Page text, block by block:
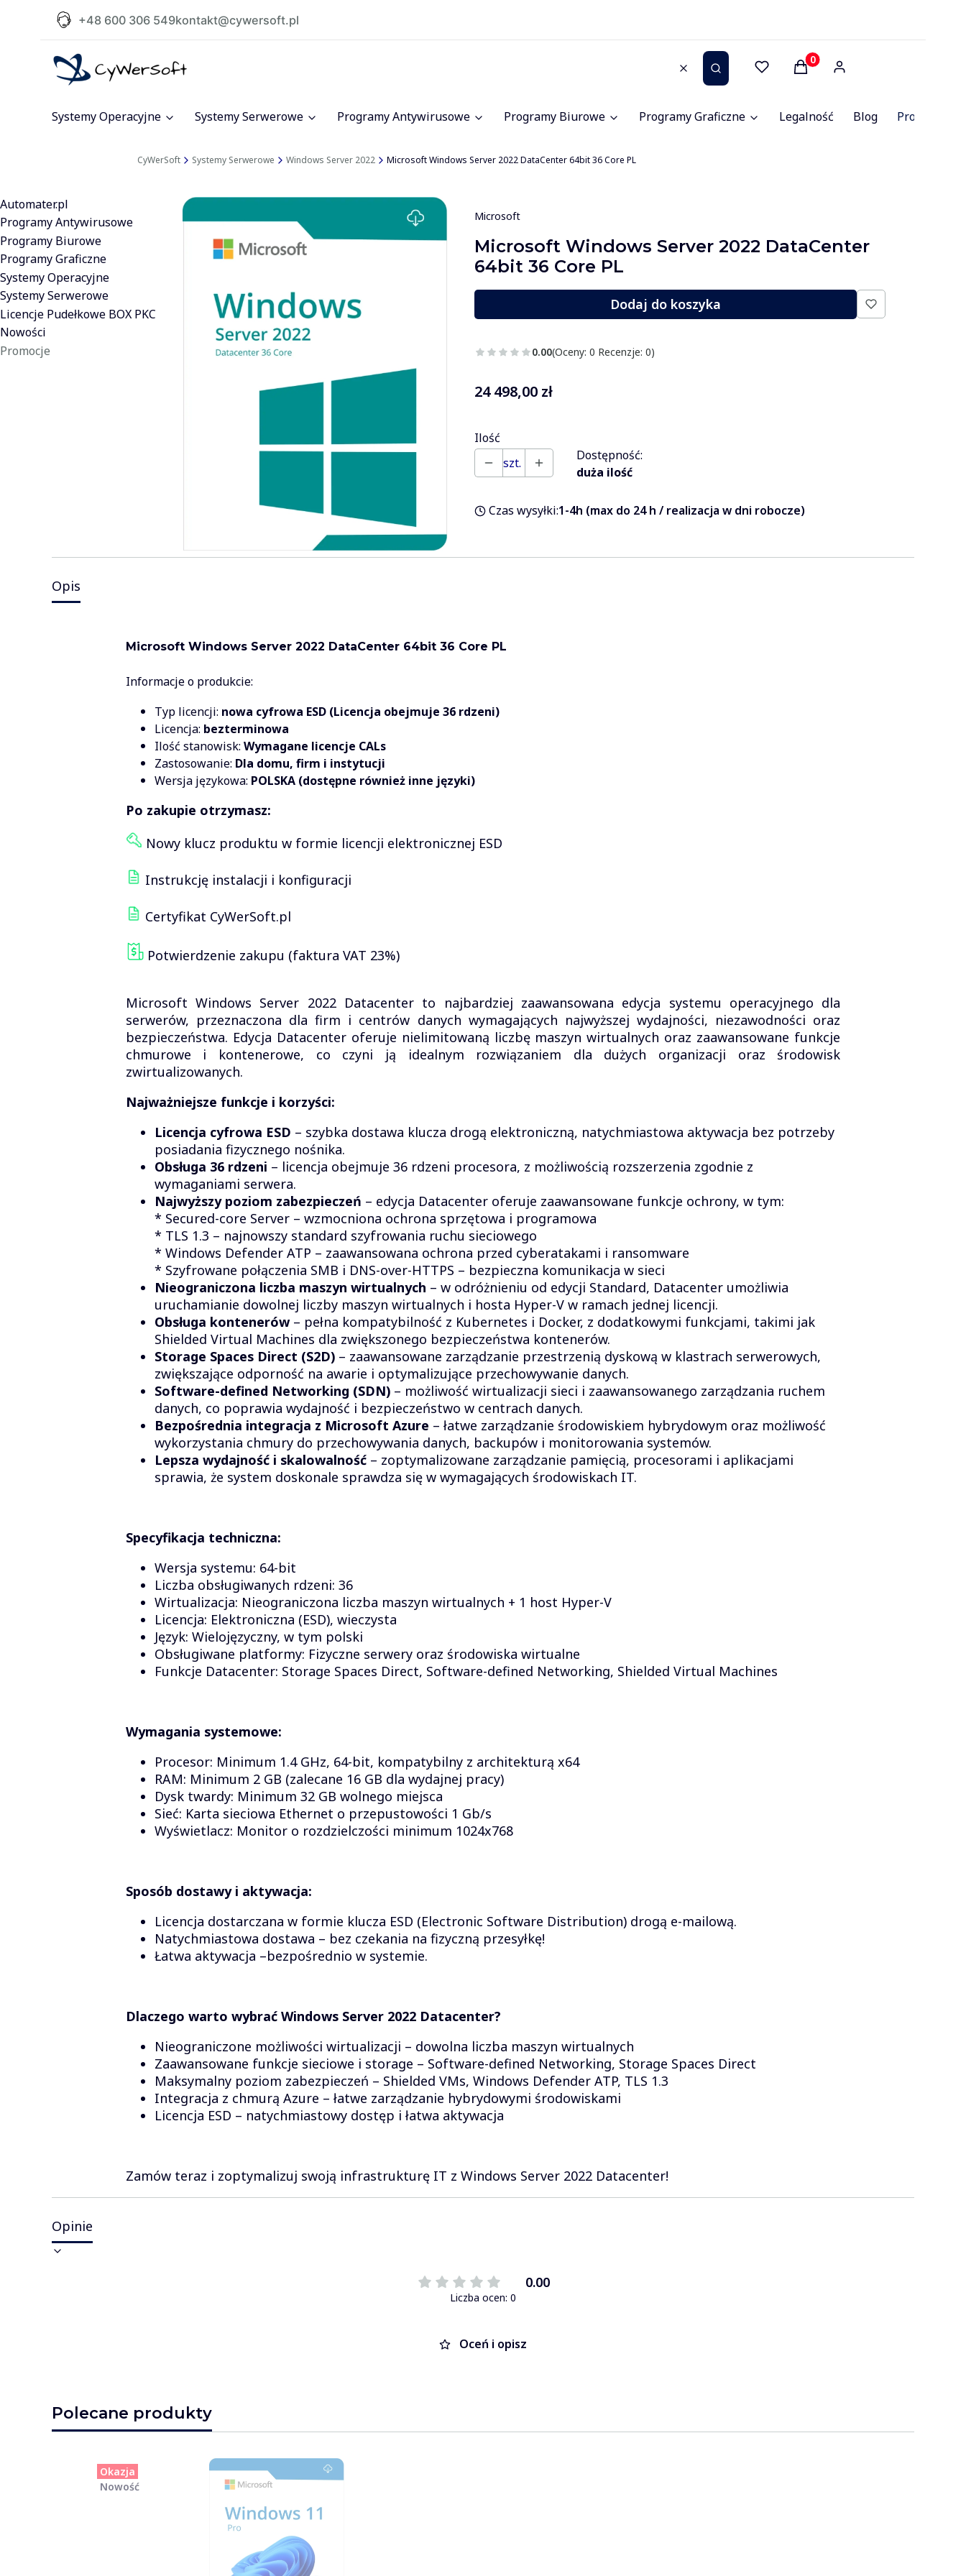
+48 600 306 549kontakt@cywersoft.pl
WyczyśćSzukaj Produkty w koszyku: 0.
Systemy Operacyjne Systemy Serwerowe Programy Antywirusowe Programy Biurowe Programy Graficzne Legalność Blog Promocje
CyWerSoft Systemy Serwerowe Windows Server 2022 Microsoft Windows Server 2022 DataCenter 64bit 36 Core PL
Automater.pl
Programy Antywirusowe
Programy Biurowe
Programy Graficzne
Systemy Operacyjne
Systemy Serwerowe
Licencje Pudełkowe BOX PKC
Nowości
Promocje
Microsoft
Microsoft Windows Server 2022 DataCenter
64bit 36 Core PL
Dodaj do koszyka
0.00(Oceny: 0 Recenzje: 0)
Cena
24 498,00 zł
Ilość
szt.
Dostępność:
duża ilość
Czas wysyłki:1-4h (max do 24 h / realizacja w dni robocze)
Opis
Microsoft Windows Server 2022 DataCenter 64bit 36 Core PL
Informacje o produkcie:
Typ licencji: nowa cyfrowa ESD (Licencja obejmuje 36 rdzeni)
Licencja: bezterminowa
Ilość stanowisk: Wymagane licencje CALs
Zastosowanie: Dla domu, firm i instytucji
Wersja językowa: POLSKA (dostępne również inne języki)
Po zakupie otrzymasz:
Nowy klucz produktu w formie licencji elektronicznej ESD
Instrukcję instalacji i konfiguracji
Certyfikat CyWerSoft.pl
Potwierdzenie zakupu (faktura VAT 23%)
Microsoft Windows Server 2022 Datacenter to najbardziej zaawansowana edycja systemu operacyjnego dla
serwerów, przeznaczona dla firm i centrów danych wymagających najwyższej wydajności, niezawodności oraz
bezpieczeństwa. Edycja Datacenter oferuje nielimitowaną liczbę maszyn wirtualnych oraz zaawansowane funkcje
chmurowe i kontenerowe, co czyni ją idealnym rozwiązaniem dla dużych organizacji oraz środowisk
zwirtualizowanych.
Najważniejsze funkcje i korzyści:
Licencja cyfrowa ESD – szybka dostawa klucza drogą elektroniczną, natychmiastowa aktywacja bez potrzeby
posiadania fizycznego nośnika.
Obsługa 36 rdzeni – licencja obejmuje 36 rdzeni procesora, z możliwością rozszerzenia zgodnie z
wymaganiami serwera.
Najwyższy poziom zabezpieczeń – edycja Datacenter oferuje zaawansowane funkcje ochrony, w tym:
* Secured-core Server – wzmocniona ochrona sprzętowa i programowa
* TLS 1.3 – najnowszy standard szyfrowania ruchu sieciowego
* Windows Defender ATP – zaawansowana ochrona przed cyberatakami i ransomware
* Szyfrowane połączenia SMB i DNS-over-HTTPS – bezpieczna komunikacja w sieci
Nieograniczona liczba maszyn wirtualnych – w odróżnieniu od edycji Standard, Datacenter umożliwia
uruchamianie dowolnej liczby maszyn wirtualnych i hosta Hyper-V w ramach jednej licencji.
Obsługa kontenerów– pełna kompatybilność z Kubernetes i Docker, z dodatkowymi funkcjami, takimi jak
Shielded Virtual Machines dla zwiększonego bezpieczeństwa kontenerów.
Storage Spaces Direct (S2D)– zaawansowane zarządzanie przestrzenią dyskową w klastrach serwerowych,
zwiększające odporność na awarie i optymalizujące przechowywanie danych.
Software-defined Networking (SDN)– możliwość wirtualizacji sieci i zaawansowanego zarządzania ruchem
danych, co poprawia wydajność i bezpieczeństwo w centrach danych.
Bezpośrednia integracja z Microsoft Azure – łatwe zarządzanie środowiskiem hybrydowym oraz możliwość
wykorzystania chmury do przechowywania danych, backupów i monitorowania systemów.
Lepsza wydajność i skalowalność– zoptymalizowane zarządzanie pamięcią, procesorami i aplikacjami
sprawia, że system doskonale sprawdza się w wymagających środowiskach IT.
Specyfikacja techniczna:
Wersja systemu: 64-bit
Liczba obsługiwanych rdzeni: 36
Wirtualizacja: Nieograniczona liczba maszyn wirtualnych + 1 host Hyper-V
Licencja: Elektroniczna (ESD), wieczysta
Język: Wielojęzyczny, w tym polski
Obsługiwane platformy: Fizyczne serwery oraz środowiska wirtualne
Funkcje Datacenter: Storage Spaces Direct, Software-defined Networking, Shielded Virtual Machines
Wymagania systemowe:
Procesor: Minimum 1.4 GHz, 64-bit, kompatybilny z architekturą x64
RAM: Minimum 2 GB (zalecane 16 GB dla wydajnej pracy)
Dysk twardy: Minimum 32 GB wolnego miejsca
Sieć: Karta sieciowa Ethernet o przepustowości 1 Gb/s
Wyświetlacz: Monitor o rozdzielczości minimum 1024x768
Sposób dostawy i aktywacja:
Licencja dostarczana w formie klucza ESD (Electronic Software Distribution) drogą e-mailową.
Natychmiastowa dostawa – bez czekania na fizyczną przesyłkę!
Łatwa aktywacja –bezpośrednio w systemie.
Dlaczego warto wybrać Windows Server 2022 Datacenter?
Nieograniczone możliwości wirtualizacji – dowolna liczba maszyn wirtualnych
Zaawansowane funkcje sieciowe i storage – Software-defined Networking, Storage Spaces Direct
Maksymalny poziom zabezpieczeń – Shielded VMs, Windows Defender ATP, TLS 1.3
Integracja z chmurą Azure – łatwe zarządzanie hybrydowymi środowiskami
Licencja ESD – natychmiastowy dostęp i łatwa aktywacja
Zamów teraz i zoptymalizuj swoją infrastrukturę IT z Windows Server 2022 Datacenter!
Opinie
0.00
Liczba ocen: 0
Oceń i opisz
Polecane produkty
Okazja
Nowość